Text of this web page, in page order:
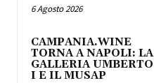
6 Agosto 2026
CAMPANIA.WINE
TORNA A NAPOLI: LA
GALLERIA UMBERTO
I E IL MUSAP